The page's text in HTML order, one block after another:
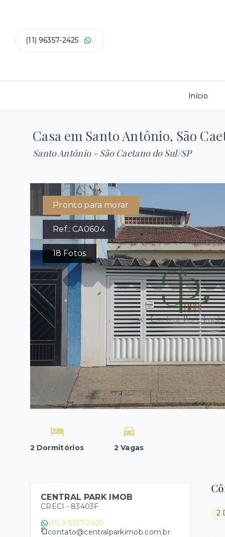
(11) 96357-2425
Início
Casa em Santo Antônio, São
Santo Antônio - São Caetano do Sul/SP
Pronto para morar
Ref.:CA0604
18Fotos
2 Dormitórios 2 Vagas
CENTRAL PARK IMOB
CRECI - 83403F
(11) 9 6357-2425
contato@centralparkimob.com.br
2